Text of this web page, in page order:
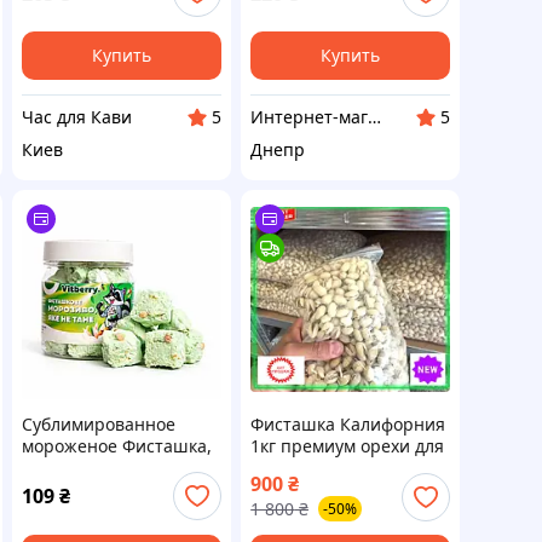
Купить
Час для Кави
5
Киев
Купить
Интернет-магазин Zapahi
5
Днепр
Сублимированное
мороженое Фисташка,
109₴
Фисташка Калифорния
1кг премиум орехи для
правильного питания
хрустящие отборные
орехи
900₴
1 800 ₴ -50%